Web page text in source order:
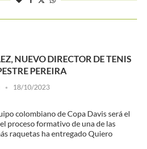
NUEVO DIRECTOR DE TENIS
PEREIRA
18/10/2023
colombiano de Copa Davis será el
proceso formativo de una de las
raquetas ha entregado Quiero